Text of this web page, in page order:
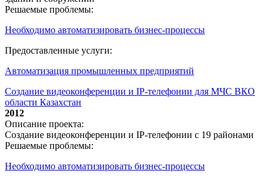
Решаемые проблемы:
Необходимо автоматизировать бизнес-процессы
Предоставленные услуги:
Автоматизация промышленных предприятий
Создание видеоконференции и IP-телефонии для МЧС ВКО
области Казахстан
2012
Описание проекта:
Создание видеоконференции и IP-телефонии с 19 районами
Решаемые проблемы:
Необходимо автоматизировать бизнес-процессы